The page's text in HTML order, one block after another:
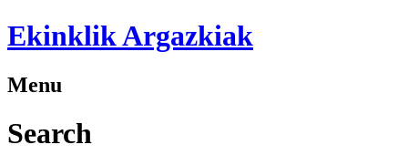
Ekinklik Argazkiak
Menu
Search